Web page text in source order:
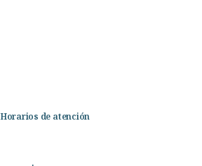
Horarios de atención